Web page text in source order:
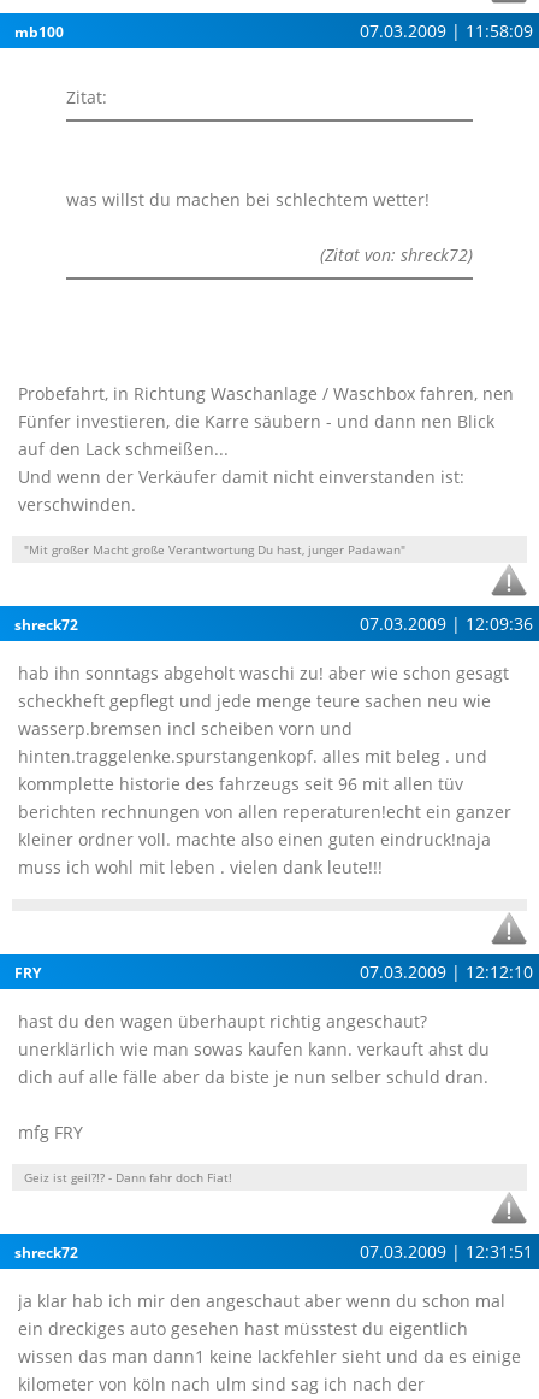
mb100 07.03.2009 | 11:58:09
Zitat:
was willst du machen bei schlechtem wetter!
(Zitat von: shreck72)
Probefahrt, in Richtung Waschanlage / Waschbox fahren, nen
Fünfer investieren, die Karre säubern - und dann nen Blick
auf den Lack schmeißen...
Und wenn der Verkäufer damit nicht einverstanden ist:
verschwinden.
"Mit großer Macht große Verantwortung Du hast, junger Padawan"
shreck72 07.03.2009 | 12:09:36
hab ihn sonntags abgeholt waschi zu! aber wie schon gesagt
scheckheft gepflegt und jede menge teure sachen neu wie
wasserp.bremsen incl scheiben vorn und
hinten.traggelenke.spurstangenkopf. alles mit beleg . und
kommplette historie des fahrzeugs seit 96 mit allen tüv
berichten rechnungen von allen reperaturen!echt ein ganzer
kleiner ordner voll. machte also einen guten eindruck!naja
muss ich wohl mit leben . vielen dank leute!!!
FRY 07.03.2009 | 12:12:10
hast du den wagen überhaupt richtig angeschaut?
unerklärlich wie man sowas kaufen kann. verkauft ahst du
dich auf alle fälle aber da biste je nun selber schuld dran.
mfg FRY
Geiz ist geil?!? - Dann fahr doch Fiat!
shreck72 07.03.2009 | 12:31:51
ja klar hab ich mir den angeschaut aber wenn du schon mal
ein dreckiges auto gesehen hast müsstest du eigentlich
wissen das man dann1 keine lackfehler sieht und da es einige
kilometer von köln nach ulm sind sag ich nach der